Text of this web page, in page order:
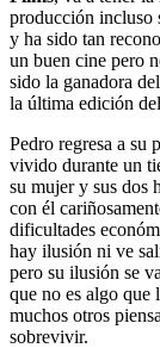
producción incluso
y ha sido tan
un buen cine pero
sido la ganadora del
la última edición
Pedro regresa a su
vivido durante un
su mujer y sus dos
con él
dificultades
hay ilusión ni ve
pero su ilusión se
que no es algo que
muchos otros
sobrevivir.